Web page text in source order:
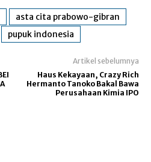
asta cita prabowo-gibran
pupuk indonesia
Artikel sebelumnya
Haus Kekayaan, Crazy Rich
Hermanto Tanoko Bakal Bawa
Perusahaan Kimia IPO